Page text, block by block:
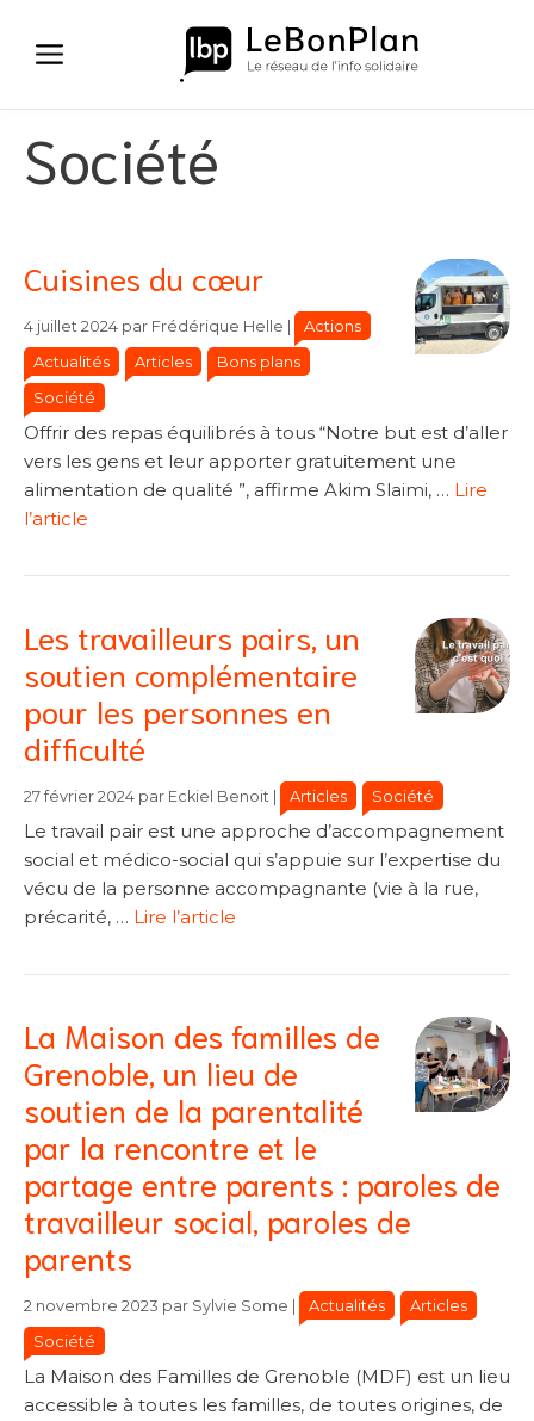
contenu
Société
Cuisines du cœur
4 juillet 2024 par Frédérique Helle Catégories
Catégories
Actions
Actualités
Articles
Bons plans
Société
Offrir des repas équilibrés à tous “Notre but est d’aller
vers les gens et leur apporter gratuitement une
alimentation de qualité ”, affirme Akim Slaimi, … Lire
l’article
Les travailleurs pairs, un
soutien complémentaire
pour les personnes en
difficulté
27 février 2024 par Eckiel Benoit Catégories
Catégories
Articles Société
Le travail pair est une approche d’accompagnement
social et médico-social qui s’appuie sur l’expertise du
vécu de la personne accompagnante (vie à la rue,
précarité, … Lire l’article
La Maison des familles de
Grenoble, un lieu de
soutien de la parentalité
par la rencontre et le
partage entre parents : paroles de
travailleur social, paroles de
parents
2 novembre 2023 par Sylvie Some Catégories
Catégories
Actualités
Articles
Société
La Maison des Familles de Grenoble (MDF) est un lieu
accessible à toutes les familles, de toutes origines, de